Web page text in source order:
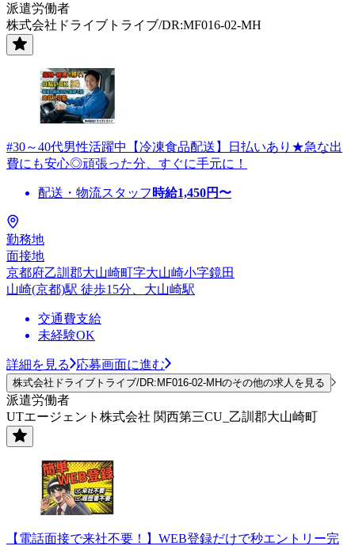
派遣労働者
株式会社ドライブトライブ/DR:MF016-02-MH
#30～40代男性活躍中【冷凍食品配送】日払いあり★急な出
費にも安心◎頑張った分、すぐに手元に！
配送・物流スタッフ 時給1,450円〜
勤務地
面接地
京都府乙訓郡大山崎町字大山崎小字鏡田
山崎(京都)駅 徒歩15分、大山崎駅
交通費支給
未経験OK
詳細を見る 応募画面に進む
株式会社ドライブトライブ/DR:MF016-02-MHのその他の求人を見る
派遣労働者
UTエージェント株式会社 関西第三CU_乙訓郡大山崎町
【電話面接で来社不要！】WEB登録だけで秒エントリー完